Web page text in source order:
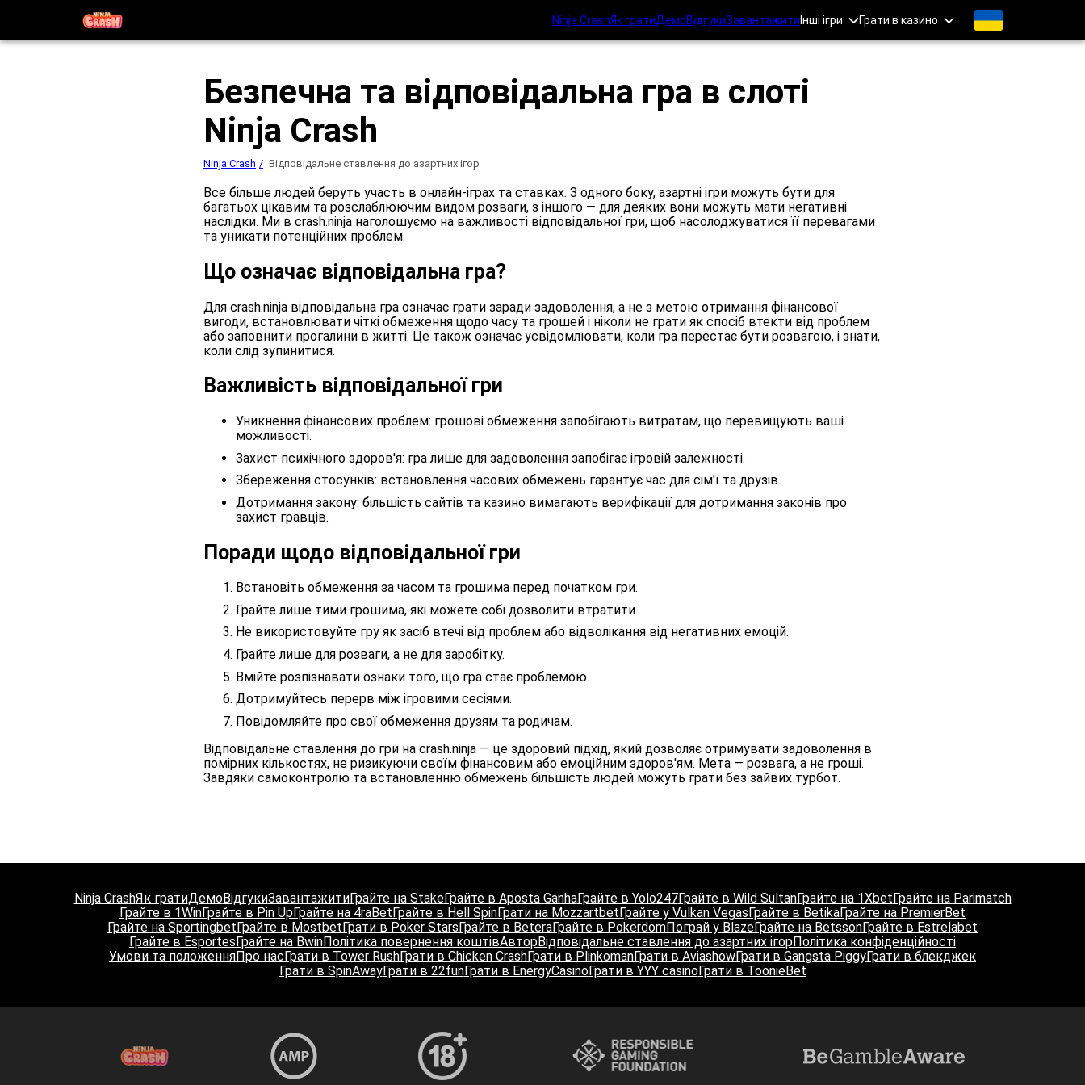
Ninja CrashЯк гратиДемоВідгукиЗавантажити Інші ігри Грати в казино
Безпечна та відповідальна гра в слоті
Ninja Crash
Ninja Crash Відповідальне ставлення до азартних ігор
Все більше людей беруть участь в онлайн-іграх та ставках. З одного боку, азартні ігри можуть бути для
багатьох цікавим та розслаблюючим видом розваги, з іншого — для деяких вони можуть мати негативні
наслідки. Ми в crash.ninja наголошуємо на важливості відповідальної гри, щоб насолоджуватися її перевагами
та уникати потенційних проблем.
Що означає відповідальна гра?
Для crash.ninja відповідальна гра означає грати заради задоволення, а не з метою отримання фінансової
вигоди, встановлювати чіткі обмеження щодо часу та грошей і ніколи не грати як спосіб втекти від проблем
або заповнити прогалини в житті. Це також означає усвідомлювати, коли гра перестає бути розвагою, і знати,
коли слід зупинитися.
Важливість відповідальної гри
Уникнення фінансових проблем: грошові обмеження запобігають витратам, що перевищують ваші
можливості.
Захист психічного здоров'я: гра лише для задоволення запобігає ігровій залежності.
Збереження стосунків: встановлення часових обмежень гарантує час для сім'ї та друзів.
Дотримання закону: більшість сайтів та казино вимагають верифікації для дотримання законів про
захист гравців.
Поради щодо відповідальної гри
Встановіть обмеження за часом та грошима перед початком гри.
Грайте лише тими грошима, які можете собі дозволити втратити.
Не використовуйте гру як засіб втечі від проблем або відволікання від негативних емоцій.
Грайте лише для розваги, а не для заробітку.
Вмійте розпізнавати ознаки того, що гра стає проблемою.
Дотримуйтесь перерв між ігровими сесіями.
Повідомляйте про свої обмеження друзям та родичам.
Відповідальне ставлення до гри на crash.ninja — це здоровий підхід, який дозволяє отримувати задоволення в
помірних кількостях, не ризикуючи своїм фінансовим або емоційним здоров'ям. Мета — розвага, а не гроші.
Завдяки самоконтролю та встановленню обмежень більшість людей можуть грати без зайвих турбот.
Ninja CrashЯк гратиДемоВідгукиЗавантажитиГрайте на StakeГрайте в Aposta GanhaГрайте в Yolo247Грайте в Wild SultanГрайте на 1XbetГрайте на Parimatch
Грайте в 1WinГрайте в Pin UpГрайте на 4raBetГрайте в Hell SpinГрати на MozzartbetГрайте у Vulkan VegasГрайте в BetikaГрайте на PremierBet
Грайте на SportingbetГрайте в MostbetГрати в Poker StarsГрайте в BeteraГрайте в PokerdomПограй у BlazeГрайте на BetssonГрайте в Estrelabet
Грайте в EsportesГрайте на BwinПолітика повернення коштівАвторВідповідальне ставлення до азартних ігорПолітика конфіденційності
Умови та положенняПро насГрати в Tower RushГрати в Chicken CrashГрати в PlinkomanГрати в AviashowГрати в Gangsta PiggyГрати в блекджек
Грати в SpinAwayГрати в 22funГрати в EnergyCasinoГрати в YYY casinoГрати в ToonieBet